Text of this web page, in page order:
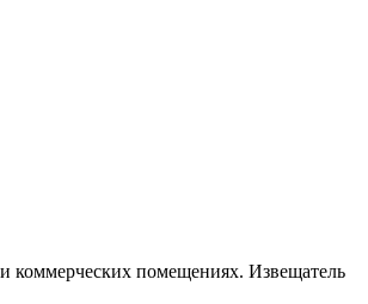
коммерческих помещениях. Извещатель